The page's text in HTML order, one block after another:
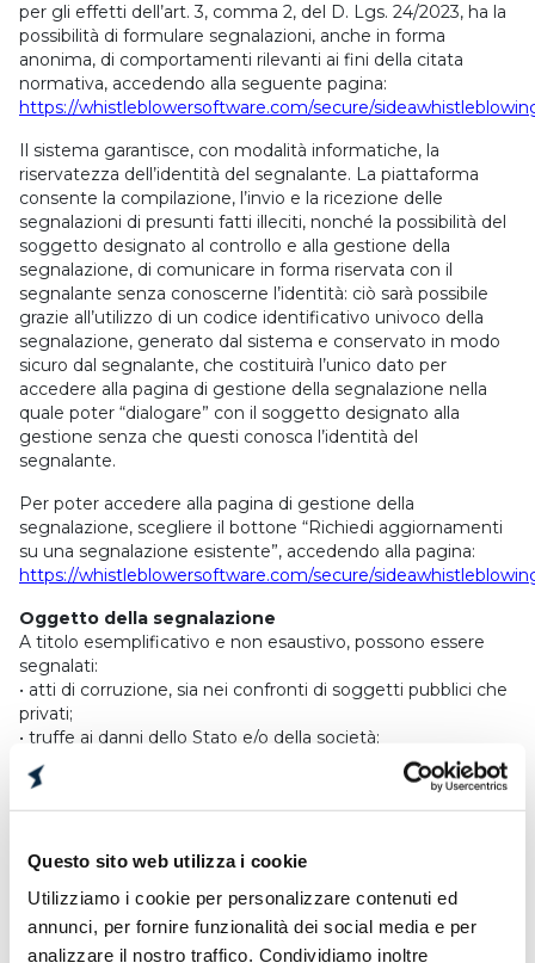
Questo sito web utilizza i cookie
Utilizziamo i cookie per personalizzare contenuti ed
annunci, per fornire funzionalità dei social media e per
analizzare il nostro traffico. Condividiamo inoltre
per gli effetti dell’art. 3, comma 2, del D. Lgs. 24/2023, ha la
possibilità di formulare segnalazioni, anche in forma
anonima, di comportamenti rilevanti ai fini della citata
normativa, accedendo alla seguente pagina:
https://whistleblowersoftware.com/secure/
Il sistema garantisce, con modalità informatiche, la
riservatezza dell’identità del segnalante. La piattaforma
consente la compilazione, l’invio e la ricezione delle
segnalazioni di presunti fatti illeciti, nonché la possibilità del
soggetto designato al controllo e alla gestione della
segnalazione, di comunicare in forma riservata con il
segnalante senza conoscerne l’identità: ciò sarà possibile
grazie all’utilizzo di un codice identificativo univoco della
segnalazione, generato dal sistema e conservato in modo
sicuro dal segnalante, che costituirà l’unico dato per
accedere alla pagina di gestione della segnalazione nella
quale poter “dialogare” con il soggetto designato alla
gestione senza che questi conosca l’identità del
segnalante.
Per poter accedere alla pagina di gestione della
segnalazione, scegliere il bottone “Richiedi aggiornamenti
su una segnalazione esistente”, accedendo alla pagina:
https://whistleblowersoftware.com/secure/
Oggetto della segnalazione
A titolo esemplificativo e non esaustivo, possono essere
segnalati:
• atti di corruzione, sia nei confronti di soggetti pubblici che
privati;
• truffe ai danni dello Stato e/o della società;
• violazioni del sistema informatico;
• casi di frodi in commercio;
• reati societari;
• violazioni della normativa antinfortunistica;
• reati connessi alle transazioni finanziarie;
• atti di razzismo o xenofobia;
• violazioni di genere (molestie e/o violenze sul lavoro,